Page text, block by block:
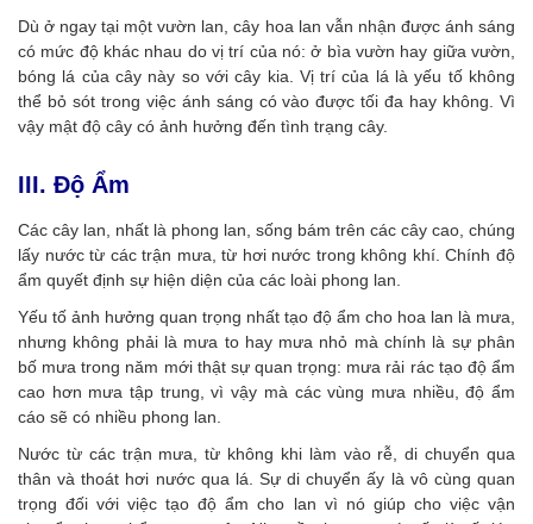
Dù ở ngay tại một vườn lan, cây hoa lan vẫn nhận được ánh sáng
có mức độ khác nhau do vị trí của nó: ở bìa vườn hay giữa vườn,
bóng lá của cây này so với cây kia. Vị trí của lá là yếu tố không
thể bỏ sót trong việc ánh sáng có vào được tối đa hay không. Vì
vậy mật độ cây có ảnh hưởng đến tình trạng cây.
III. Độ Ẩm
Các cây lan, nhất là phong lan, sống bám trên các cây cao, chúng
lấy nước từ các trận mưa, từ hơi nước trong không khí. Chính độ
ẩm quyết định sự hiện diện của các loài phong lan.
Yếu tố ảnh hưởng quan trọng nhất tạo độ ẩm cho hoa lan là mưa,
nhưng không phải là mưa to hay mưa nhỏ mà chính là sự phân
bố mưa trong năm mới thật sự quan trọng: mưa rải rác tạo độ ẩm
cao hơn mưa tập trung, vì vậy mà các vùng mưa nhiều, độ ẩm
cáo sẽ có nhiều phong lan.
Nước từ các trận mưa, từ không khi làm vào rễ, di chuyển qua
thân và thoát hơi nước qua lá. Sự di chuyển ấy là vô cùng quan
trọng đối với việc tạo độ ẩm cho lan vì nó giúp cho việc vận